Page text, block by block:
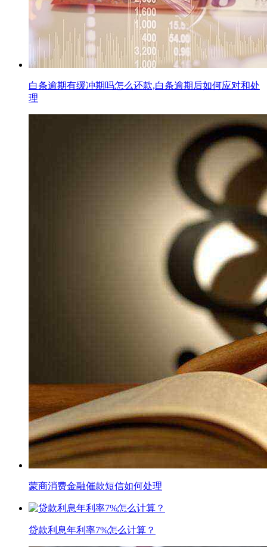
白条逾期有缓冲期吗怎么还款,白条逾期后如何应对和处
理
蒙商消费金融催款短信如何处理
贷款利息年利率7%怎么计算？